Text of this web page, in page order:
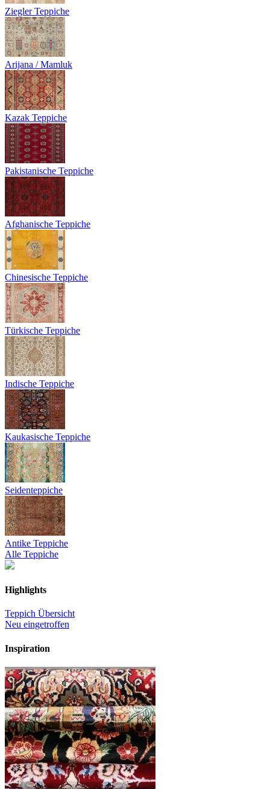
Ziegler Teppiche
Arijana / Mamluk
Kazak Teppiche
Pakistanische Teppiche
Afghanische Teppiche
Chinesische Teppiche
Türkische Teppiche
Indische Teppiche
Kaukasische Teppiche
Seidenteppiche
Antike Teppiche
Alle Teppiche
Highlights
Teppich Übersicht
Neu eingetroffen
Inspiration